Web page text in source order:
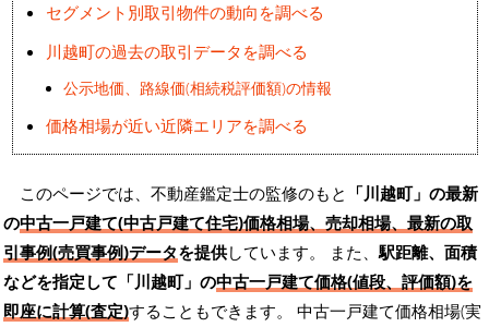
セグメント別取引物件の動向を調べる
川越町の過去の取引データを調べる
公示地価、路線価(相続税評価額)の情報
価格相場が近い近隣エリアを調べる
このページでは、不動産鑑定士の監修のもと 「川越町」の最新
の中古一戸建て(中古戸建て住宅)価格相場、売却相場、最新の取
引事例(売買事例)データを提供しています。 また、駅距離、面積
などを指定して「川越町」の中古一戸建て価格(値段、評価額)を
即座に計算(査定)することもできます。 中古一戸建て価格相場(実